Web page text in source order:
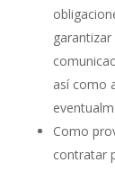
así como
Como
contratar